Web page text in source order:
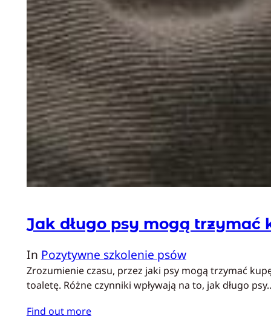
Jak długo psy mogą trzymać
In Pozytywne szkolenie psów
Zrozumienie czasu, przez jaki psy mogą trzymać
toaletę. Różne czynniki wpływają na to, jak długo
Find out more